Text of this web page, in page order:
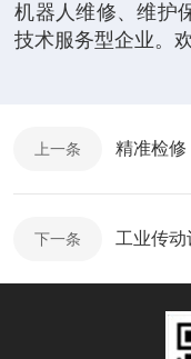
机器人维修、维护
技术服务型企业。
上一条
下一条